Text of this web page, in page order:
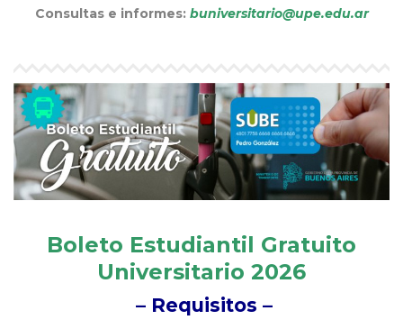
Consultas e informes: buniversitario@upe.edu.ar
Boleto Estudiantil Gratuito
Universitario 2026
– Requisitos –